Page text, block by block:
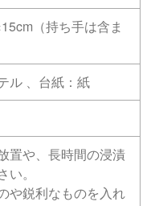
（持ち手は含ま
ル 、台紙：紙
置や、長時間の浸漬
。
や鋭利なものを入れ